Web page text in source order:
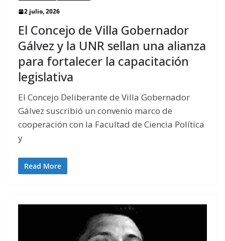
2 julio, 2026
El Concejo de Villa Gobernador
Gálvez y la UNR sellan una alianza
para fortalecer la capacitación
legislativa
El Concejo Deliberante de Villa Gobernador
Gálvez suscribió un convenio marco de
cooperación con la Facultad de Ciencia Política
y
Read More